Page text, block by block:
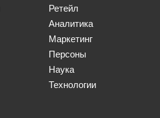
Ретейл
Аналитика
Маркетинг
Персоны
Наука
Технологии